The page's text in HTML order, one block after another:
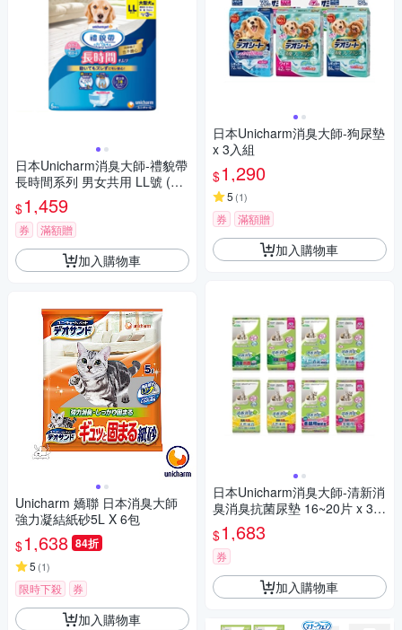
日本Unicharm消臭大師-禮貌帶
長時間系列 男女共用 LL號 (UN
I-31373170) x 4入組
$1,459
券 滿額贈
加入購物車
Unicharm 嬌聯 日本消臭大師
強力凝結紙砂5L X 6包
$1,638 84折
5 (1)
限時下殺 券
加入購物車
日本Unicharm消臭大師-狗尿墊
x 3入組
$1,290
5 (1)
券 滿額贈
加入購物車
日本Unicharm消臭大師-清新消
臭消臭抗菌尿墊 16~20片 x 3入
組
$1,683
券
加入購物車